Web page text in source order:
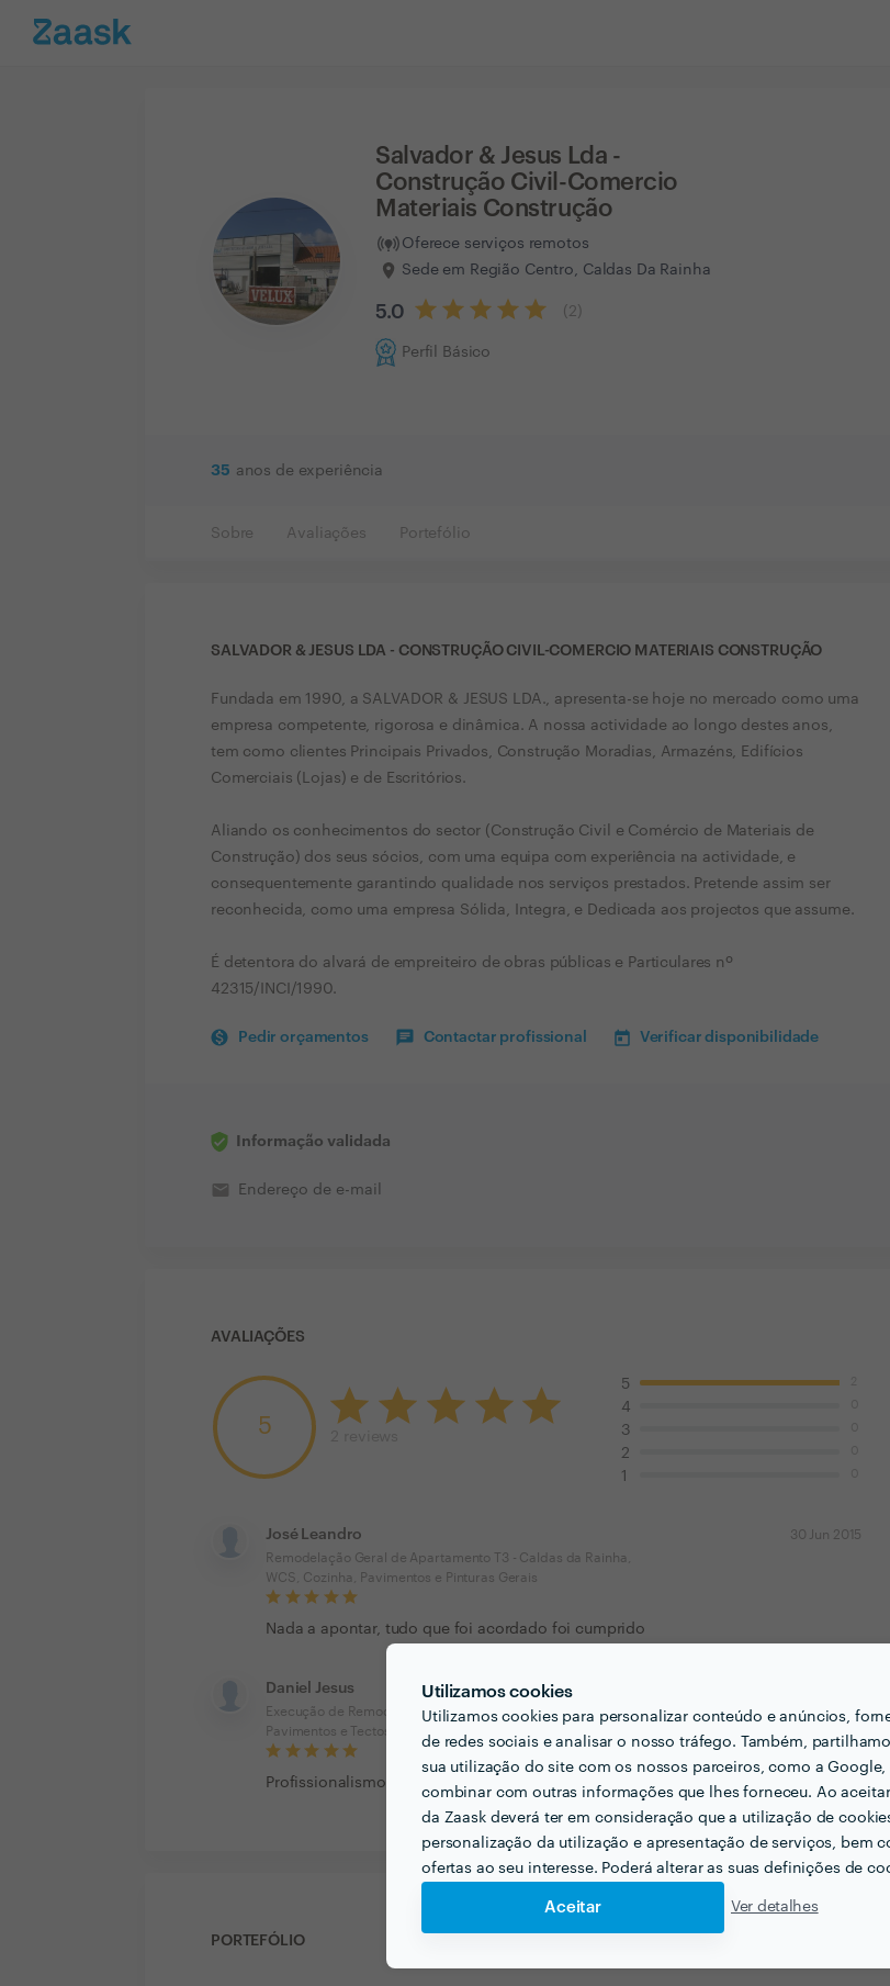
Utilizamos cookies
Utilizamos cookies para personalizar conteúdo e anúncios,
de redes sociais e analisar o nosso tráfego. Também,
sua utilização do site com os nossos parceiros, como a Google,
combinar com outras informações que lhes forneceu. Ao
da Zaask deverá ter em consideração que a utilização de
personalização da utilização e apresentação de serviços, bem
ofertas ao seu interesse. Poderá alterar as suas definições de
Aceitar Ver detalhes
Salvador & Jesus Lda -
Construção Civil-Comercio
Materiais Construção
Oferece serviços remotos
Sede em Região Centro, Caldas Da Rainha
5.0 ( 2
Perfil Básico
35 anos de experiência
Sobre Avaliações Portefólio
SALVADOR & JESUS LDA - CONSTRUÇÃO CIVIL-COMERCIO MATERIAIS CONSTRUÇÃO
Fundada em 1990, a SALVADOR & JESUS LDA., apresenta-se hoje no mercado como uma
empresa competente, rigorosa e dinâmica. A nossa actividade ao longo destes anos,
tem como clientes Principais Privados, Construção Moradias, Armazéns, Edifícios
Comerciais (Lojas) e de Escritórios.
Aliando os conhecimentos do sector (Construção Civil e Comércio de Materiais de
Construção) dos seus sócios, com uma equipa com experiência na actividade, e
consequentemente garantindo qualidade nos serviços prestados. Pretende assim ser
reconhecida, como uma empresa Sólida, Integra, e Dedicada aos projectos que assume.
É detentora do alvará de empreiteiro de obras públicas e Particulares nº
42315/INCI/1990.
Pedir orçamentos Contactar profissional Verificar disponibilidade
Informação validada
email Endereço de e-mail
AVALIAÇÕES
5
5
4
3
2
1
José Leandro
Remodelação Geral de Apartamento T3 - Caldas da Rainha,
WCS, Cozinha, Pavimentos e Pinturas Gerais
30 Jun 2015
Nada a apontar, tudo que foi acordado foi cumprido
Daniel Jesus
Execução de Remodelação de Moradia, Paredes,
Pavimentos e Tectos em WCS, Cozinha, Quartos e Sala.
Profissionalismo e qualidade no servi?o, prazo de execu??o fielmente cumprido
PORTEFÓLIO